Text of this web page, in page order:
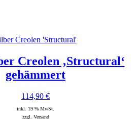
Creolen 'Structural'
Creolen ‚Structural‘
gehämmert
114,90 €
inkl. 19 % MwSt.
zzgl. Versand